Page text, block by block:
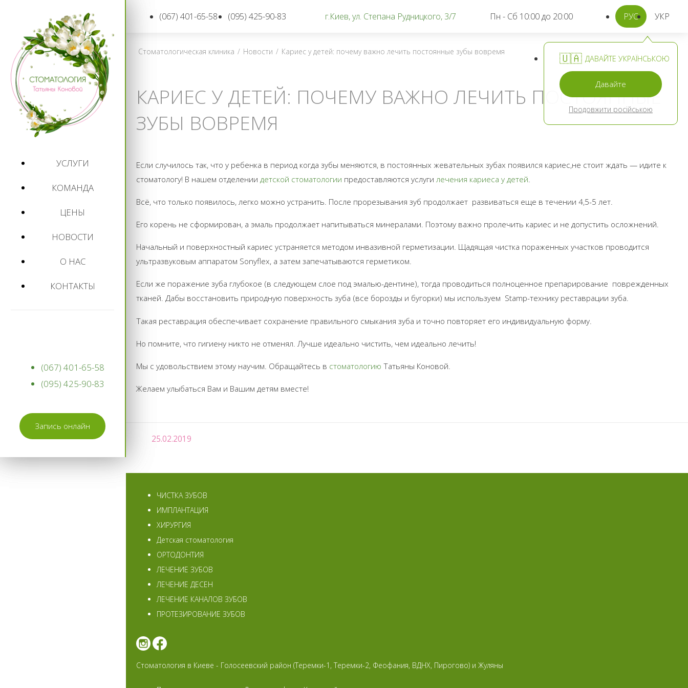
УСЛУГИ
КОМАНДА
ЦЕНЫ
НОВОСТИ
О НАС
КОНТАКТЫ
(067) 401-65-58
(095) 425-90-83
Запись онлайн
(067) 401-65-58 (095) 425-90-83 г.Киев, ул. Степана Рудницкого, 3/7 Пн - Сб 10:00 до 20:00 РУС УКР
🇺🇦 ДАВАЙТЕ УКРАЇНСЬКОЮ
Давайте
Продовжити російською
Стоматологическая клиника / Новости / Кариес у детей: почему важно лечить постоянные зубы вовремя
КАРИЕС У ДЕТЕЙ: ПОЧЕМУ ВАЖНО ЛЕЧИТЬ ПОСТОЯННЫЕ
ЗУБЫ ВОВРЕМЯ
Если случилось так, что у ребенка в период когда зубы меняются, в постоянных жевательных зубах появился кариес,не стоит ждать — идите к
стоматологу! В нашем отделении детской стоматологии предоставляются услуги лечения кариеса у детей.
Всё, что только появилось, легко можно устранить. После прорезывания зуб продолжает развиваться еще в течении 4,5-5 лет.
Его корень не сформирован, а эмаль продолжает напитываться минералами. Поэтому важно пролечить кариес и не допустить осложнений.
Начальный и поверхностный кариес устраняется методом инвазивной герметизации. Щадящая чистка пораженных участков проводится
ультразвуковым аппаратом Sonyflex, а затем запечатываются герметиком.
Если же поражение зуба глубокое (в следующем слое под эмалью-дентине), тогда проводиться полноценное препарирование поврежденных
тканей. Дабы восстановить природную поверхность зуба (все борозды и бугорки) мы используем Stamp-технику реставрации зуба.
Такая реставрация обеспечивает сохранение правильного смыкания зуба и точно повторяет его индивидуальную форму.
Но помните, что гигиену никто не отменял. Лучше идеально чистить, чем идеально лечить!
Мы с удовольствием этому научим. Обращайтесь в стоматологию Татьяны Коновой.
Желаем улыбаться Вам и Вашим детям вместе!
25.02.2019
ЧИСТКА ЗУБОВ
ИМПЛАНТАЦИЯ
ХИРУРГИЯ
Детская стоматология
ОРТОДОНТИЯ
ЛЕЧЕНИЕ ЗУБОВ
ЛЕЧЕНИЕ ДЕСЕН
ЛЕЧЕНИЕ КАНАЛОВ ЗУБОВ
ПРОТЕЗИРОВАНИЕ ЗУБОВ
Стоматология в Киеве - Голосеевский район (Теремки-1, Теремки-2, Феофания, ВДНХ, Пирогово) и Жуляны